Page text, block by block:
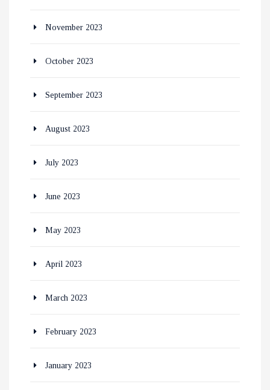
November 2023
October 2023
September 2023
August 2023
July 2023
June 2023
May 2023
April 2023
March 2023
February 2023
January 2023